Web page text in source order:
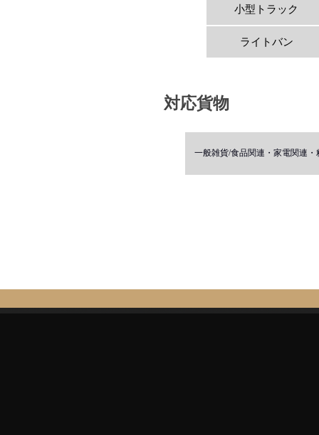
小型トラック
ライトバン
対応貨物
一般雑貨/食品関連・家電関連・